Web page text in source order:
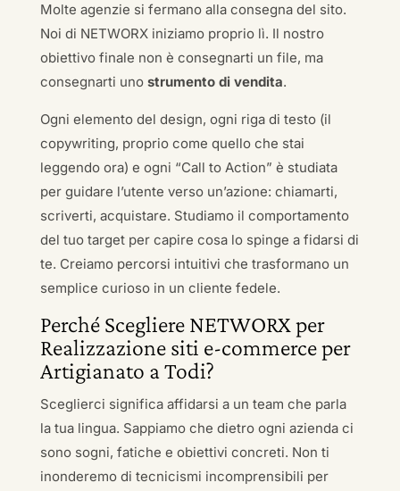
Molte agenzie si fermano alla consegna del sito.
Noi di NETWORX iniziamo proprio lì. Il nostro
obiettivo finale non è consegnarti un file, ma
consegnarti uno strumento di vendita.
Ogni elemento del design, ogni riga di testo (il
copywriting, proprio come quello che stai
leggendo ora) e ogni “Call to Action” è studiata
per guidare l’utente verso un’azione: chiamarti,
scriverti, acquistare. Studiamo il comportamento
del tuo target per capire cosa lo spinge a fidarsi di
te. Creiamo percorsi intuitivi che trasformano un
semplice curioso in un cliente fedele.
Perché Scegliere NETWORX per
Realizzazione siti e-commerce per
Artigianato a Todi?
Sceglierci significa affidarsi a un team che parla
la tua lingua. Sappiamo che dietro ogni azienda ci
sono sogni, fatiche e obiettivi concreti. Non ti
inonderemo di tecnicismi incomprensibili per